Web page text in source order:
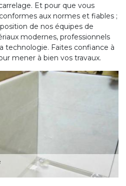
Et pour que vous
aux normes et fiables ;
de nos équipes de
modernes, professionnels
technologie. Faites confiance à
mener à bien vos travaux.